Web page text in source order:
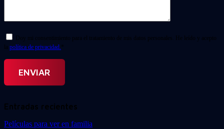
Doy mi consentimiento para el tratamiento de mis datos personales. He leído y acepto
la política de privacidad. *
Entradas recientes
Películas para ver en familia